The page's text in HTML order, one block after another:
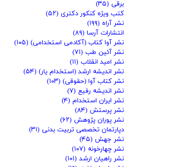
برقی (۳۵)
کتب ویژه کنکور دکتری (۵۲)
نشر آراه (۱۹۹)
انتشارات آرسا (۸۹)
نشر آوا کتاب (آکادمی استخدامی) (۱۰۵)
نشر آئین طب (۷۱)
نشر امید انقلاب (۱۱)
نشر اندیشه ارشد (استخدام یار) (۵۴)
نشر کتاب آوا (حقوقی) (۱۰۳)
نشر اندیشه رفیع (۷)
نشر ایران استخدام (۴)
نشر پرستش (۸۴)
نشر پوران پژوهش (۶۲)
دپارتمان تخصصی تربیت بدنی (۳۱)
نشر جهش (۴۵)
نشر چهارخونه (۱۰۷)
نشر راهیان ارشد (۱۰۱)